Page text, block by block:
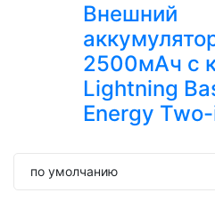
Внешний
2500мАч с
Lightning
Energy
по умолчанию